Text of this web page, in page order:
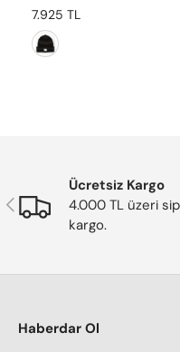
7.925 TL
Önceki
Ücretsiz Kargo
4.000 TL üzeri
kargo.
Haberdar Ol